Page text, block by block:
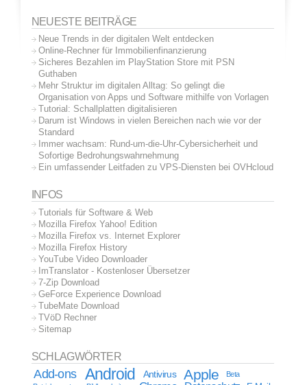
NEUESTE BEITRÄGE
Neue Trends in der digitalen Welt entdecken
Online-Rechner für Immobilienfinanzierung
Sicheres Bezahlen im PlayStation Store mit PSN
Guthaben
Mehr Struktur im digitalen Alltag: So gelingt die
Organisation von Apps und Software mithilfe von Vorlagen
Tutorial: Schallplatten digitalisieren
Darum ist Windows in vielen Bereichen nach wie vor der
Standard
Immer wachsam: Rund-um-die-Uhr-Cybersicherheit und
Sofortige Bedrohungswahrnehmung
Ein umfassender Leitfaden zu VPS-Diensten bei OVHcloud
INFOS
Tutorials für Software & Web
Mozilla Firefox Yahoo! Edition
Mozilla Firefox vs. Internet Explorer
Mozilla Firefox History
YouTube Video Downloader
ImTranslator - Kostenloser Übersetzer
7-Zip Download
GeForce Experience Download
TubeMate Download
TVöD Rechner
Sitemap
SCHLAGWÖRTER
Add-ons Android Antivirus Apple
Beta